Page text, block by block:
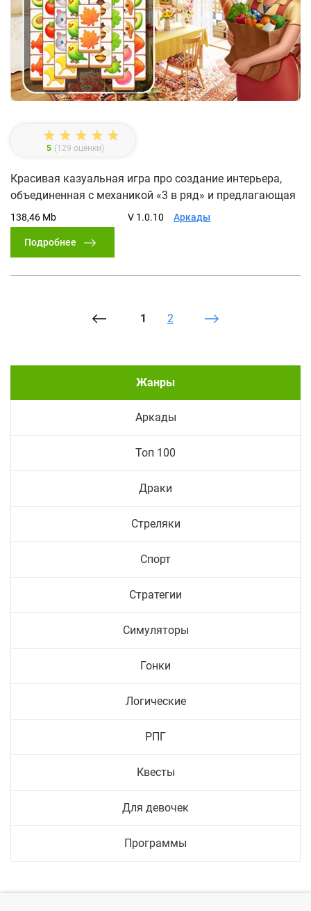
5 (129 оценки)
Красивая казуальная игра про создание интерьера,
объединенная с механикой «3 в ряд» и предлагающая
138,46 Mb V 1.0.10 Аркады
Подробнее
1 2
Жанры
Аркады
Топ 100
Драки
Стреляки
Спорт
Стратегии
Симуляторы
Гонки
Логические
РПГ
Квесты
Для девочек
Программы